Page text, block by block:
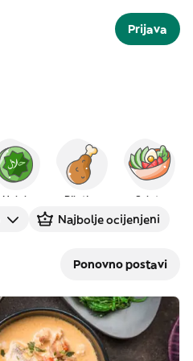
Prijava
Halal Piletina Salate
Najbolje ocijenjeni
Ponovno postavi